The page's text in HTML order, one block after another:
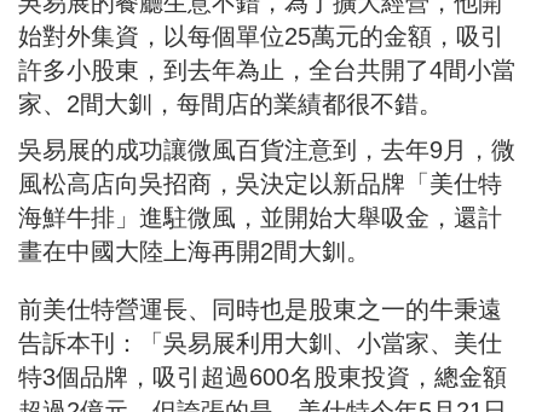
始對外集資，以每個單位25萬元的金額，吸引
許多小股東，到去年為止，全台共開了4間小當
家、2間大釧，每間店的業績都很不錯。
吳易展的成功讓微風百貨注意到，去年9月，微
風松高店向吳招商，吳決定以新品牌「美仕特
海鮮牛排」進駐微風，並開始大舉吸金，還計
畫在中國大陸上海再開2間大釧。
前美仕特營運長、同時也是股東之一的牛秉遠
告訴本刊：「吳易展利用大釧、小當家、美仕
特3個品牌，吸引超過600名股東投資，總金額